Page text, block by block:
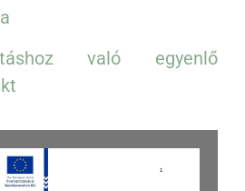
való egyenlő